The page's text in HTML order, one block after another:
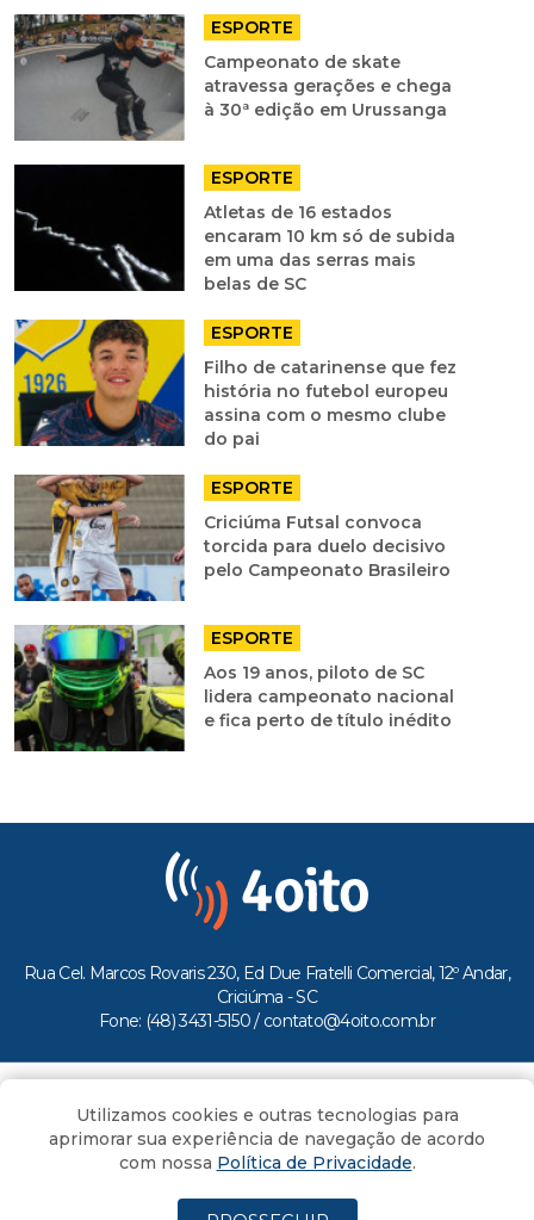
ESPORTE
Campeonato de skate
atravessa gerações e chega
à 30ª edição em Urussanga
ESPORTE
Atletas de 16 estados
encaram 10 km só de subida
em uma das serras mais
belas de SC
ESPORTE
Filho de catarinense que fez
história no futebol europeu
assina com o mesmo clube
do pai
ESPORTE
Criciúma Futsal convoca
torcida para duelo decisivo
pelo Campeonato Brasileiro
ESPORTE
Aos 19 anos, piloto de SC
lidera campeonato nacional
e fica perto de título inédito
Rua Cel. Marcos Rovaris 230, Ed Due Fratelli Comercial, 12º Andar,
Criciúma - SC
Fone: (48) 3431-5150 / contato@4oito.com.br
Todos os direitos reservados ao Portal 4oito
Utilizamos cookies e outras tecnologias para
aprimorar sua experiência de navegação de acordo
com nossa Política de Privacidade.